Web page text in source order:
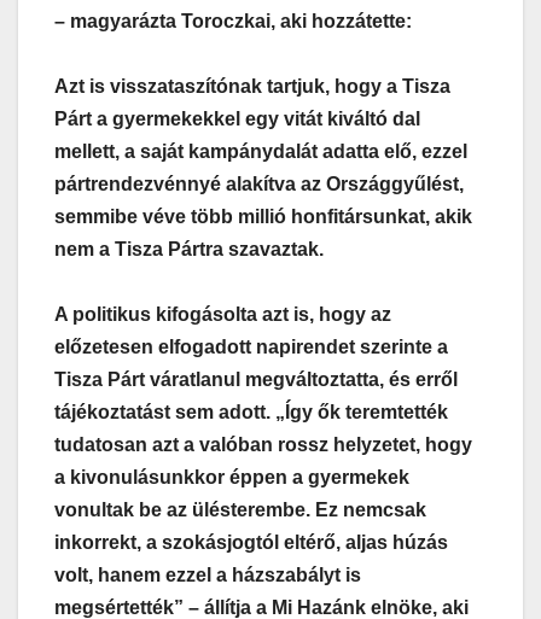
– magyarázta Toroczkai, aki hozzátette:
Azt is visszataszítónak tartjuk, hogy a Tisza
Párt a gyermekekkel egy vitát kiváltó dal
mellett, a saját kampánydalát adatta elő, ezzel
pártrendezvénnyé alakítva az Országgyűlést,
semmibe véve több millió honfitársunkat, akik
nem a Tisza Pártra szavaztak.
A politikus kifogásolta azt is, hogy az
előzetesen elfogadott napirendet szerinte a
Tisza Párt váratlanul megváltoztatta, és erről
tájékoztatást sem adott. „Így ők teremtették
tudatosan azt a valóban rossz helyzetet, hogy
a kivonulásunkkor éppen a gyermekek
vonultak be az ülésterembe. Ez nemcsak
inkorrekt, a szokásjogtól eltérő, aljas húzás
volt, hanem ezzel a házszabályt is
megsértették” – állítja a Mi Hazánk elnöke, aki